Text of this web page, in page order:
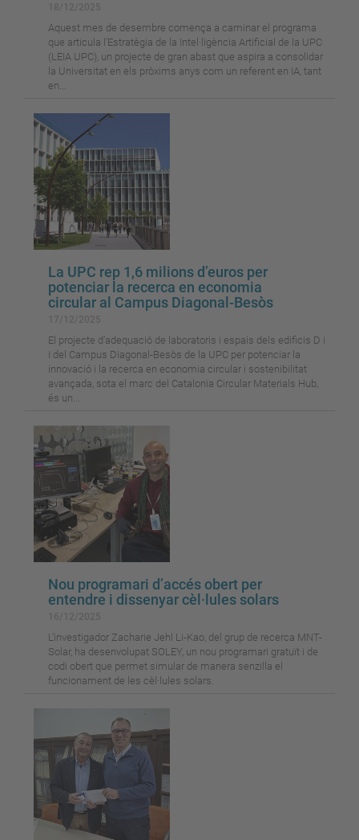
Aquest mes de desembre comença a caminar el programa
que articula l’Estratègia de la Intel·ligència Artificial de la UPC
(LEIA UPC), un projecte de gran abast que aspira a consolidar
la Universitat en els pròxims anys com un referent en IA, tant
en...
La UPC rep 1,6 milions d’euros per
potenciar la recerca en economia
circular al Campus Diagonal-Besòs
El projecte d’adequació de laboratoris i espais dels edificis D i
I del Campus Diagonal-Besòs de la UPC per potenciar la
innovació i la recerca en economia circular i sostenibilitat
avançada, sota el marc del Catalonia Circular Materials Hub,
és un...
Nou programari d’accés obert per
entendre i dissenyar cèl·lules solars
L'investigador Zacharie Jehl Li-Kao, del grup de recerca MNT-
Solar, ha desenvolupat SOLEY, un nou programari gratuït i de
codi obert que permet simular de manera senzilla el
funcionament de les cèl·lules solars.